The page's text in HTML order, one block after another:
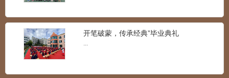
开笔破蒙，传承经典”毕业典礼
...